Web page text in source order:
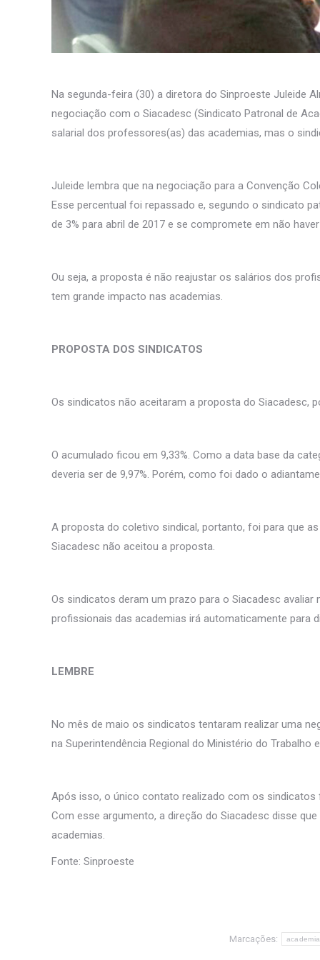
Na segunda-feira (30) a diretora do Sinproeste Juleide
negociação com o Siacadesc (Sindicato Patronal de
salarial dos professores(as) das academias, mas o
Juleide lembra que na negociação para a Convenção
Esse percentual foi repassado e, segundo o sindicato
de 3% para abril de 2017 e se compromete em não
Ou seja, a proposta é não reajustar os salários dos
tem grande impacto nas academias.
PROPOSTA DOS SINDICATOS
Os sindicatos não aceitaram a proposta do Siacadesc,
O acumulado ficou em 9,33%. Como a data base da
deveria ser de 9,97%. Porém, como foi dado o
A proposta do coletivo sindical, portanto, foi para que
Siacadesc não aceitou a proposta.
Os sindicatos deram um prazo para o Siacadesc
profissionais das academias irá automaticamente para
LEMBRE
No mês de maio os sindicatos tentaram realizar uma
na Superintendência Regional do Ministério do
Após isso, o único contato realizado com os sindicatos
Com esse argumento, a direção do Siacadesc disse
academias.
Fonte: Sinproeste
Marcações: